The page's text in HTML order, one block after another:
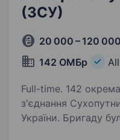
(ЗСУ)
20 000 – 120
142 ОМБр
Full-time. 142 окрема механізована бригада —
з'єднання
України. Бригаду